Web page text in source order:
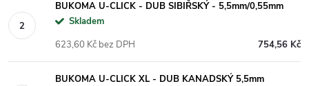
BUKOMA U-CLICK - DUB SIBIŘSKÝ - 5,5mm/0,55mm
Skladem
754,56 Kč
623,60 Kč bez DPH
BUKOMA U-CLICK XL - DUB KANADSKÝ 5,5mm